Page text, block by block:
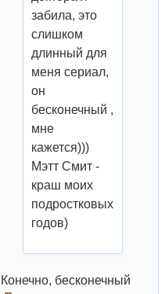
забила, это
слишком
длинный для
меня сериал,
он
бесконечный ,
мне
кажется)))
Мэтт Смит -
краш моих
подростковых
годов)
Конечно, бесконечный